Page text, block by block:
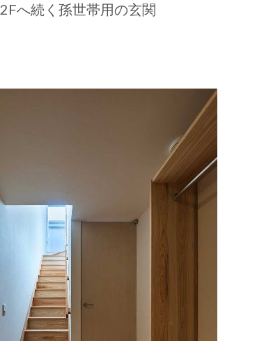
2Fへ続く孫世帯用の玄関